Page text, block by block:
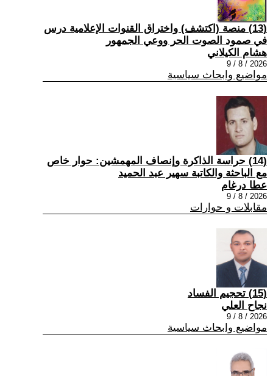
(13) منصة (اكتشف) واختراق القنوات الإعلامية درس
في صمود الصوت الحر ووعي الجمهور
هشام الكيلاني
2026 / 8 / 9
مواضيع وابحاث سياسية
(14) حراسة الذاكرة وإنصاف المهمشين: حوار خاص
مع الباحثة والكاتبة سهير عبد الحميد
عطا درغام
2026 / 8 / 9
مقابلات و حوارات
(15) تحجيم الفساد
نجاح العلي
2026 / 8 / 9
مواضيع وابحاث سياسية